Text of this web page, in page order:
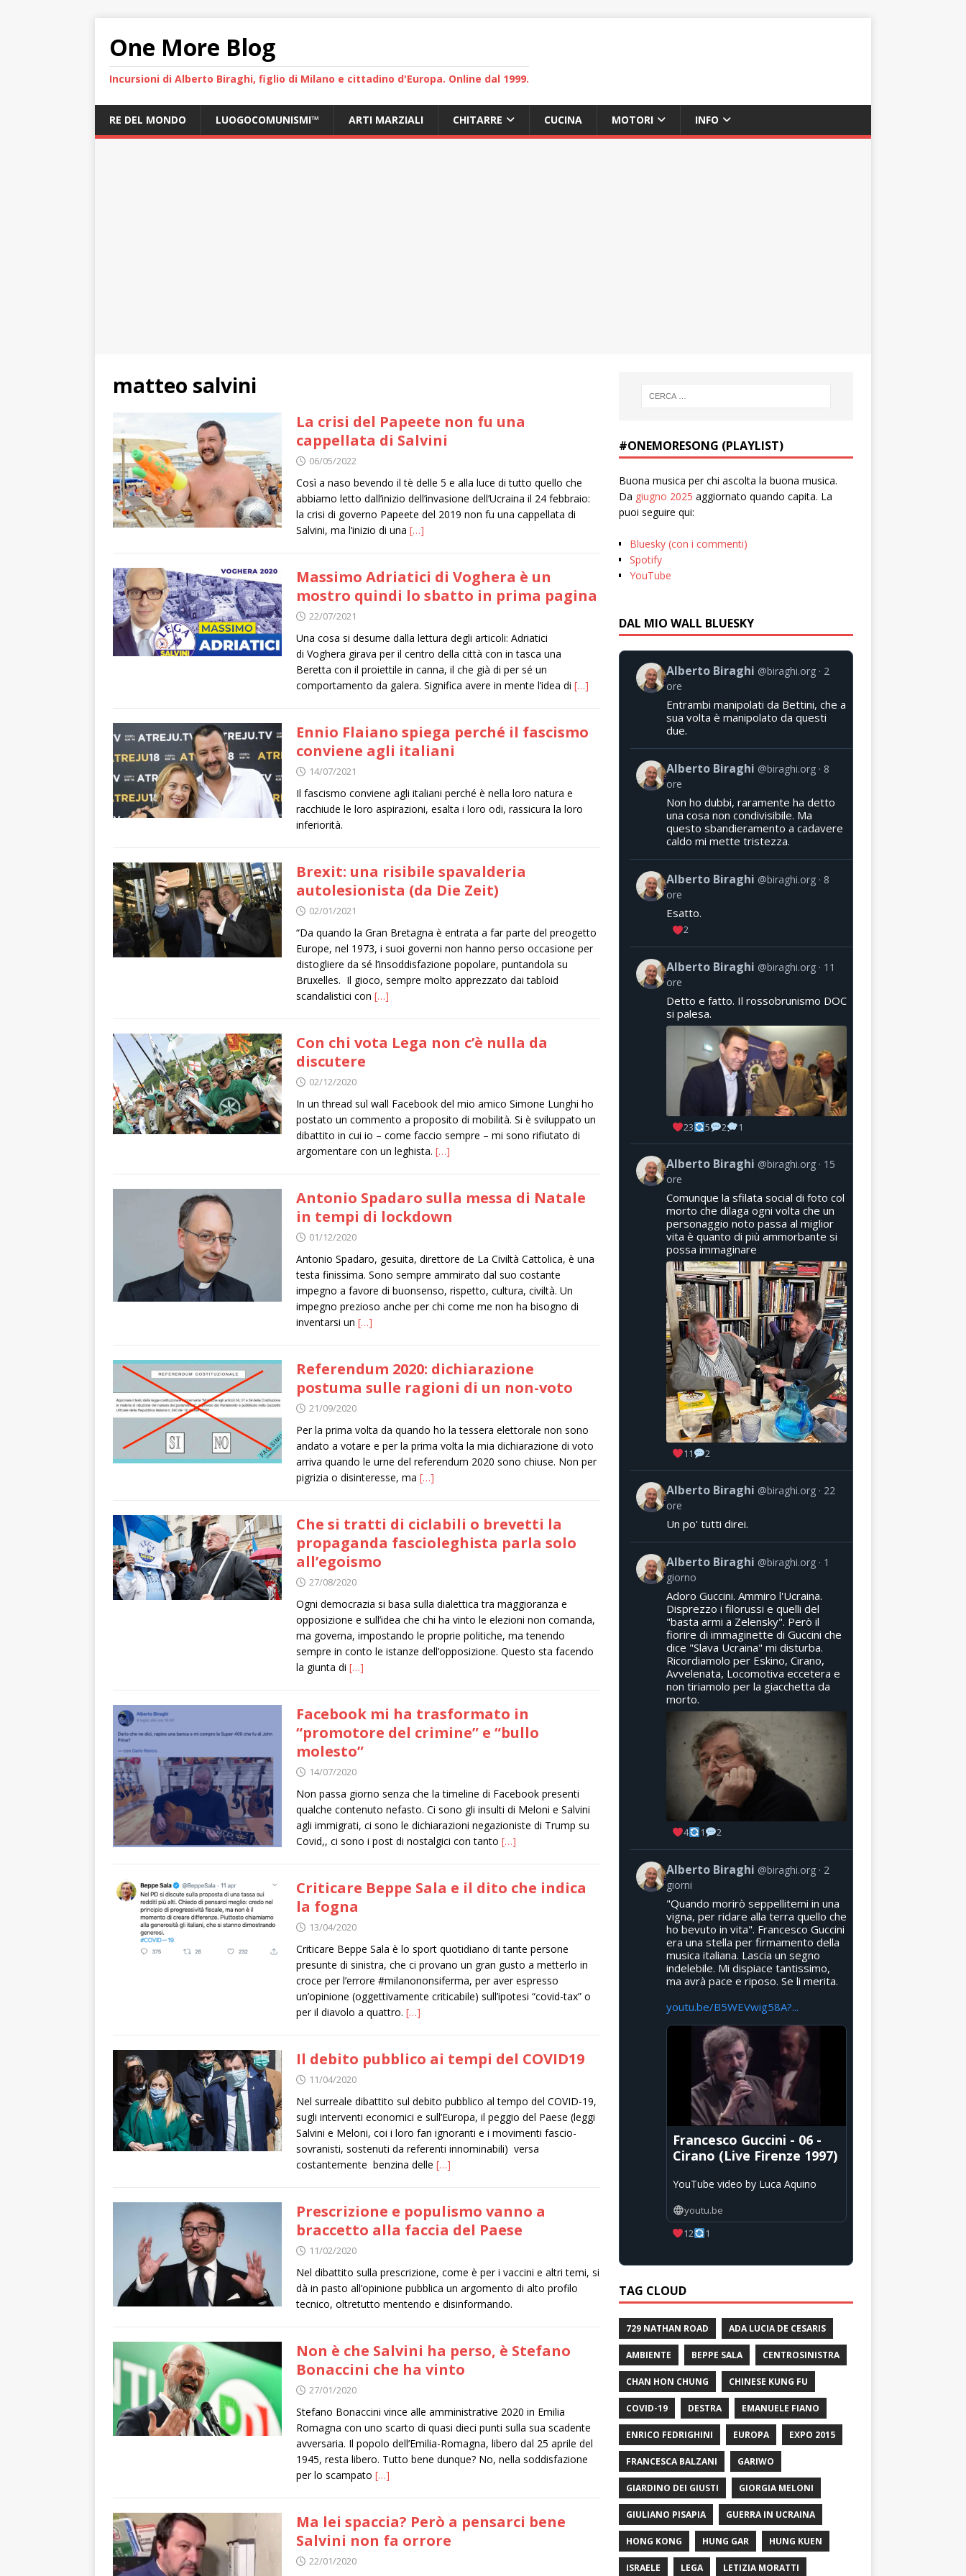
One More Blog
Incursioni di Alberto Biraghi, figlio di Milano e cittadino d'Europa. Online dal 1999.
RE DEL MONDO LUOGOCOMUNISMI™ ARTI MARZIALI CHITARRE CUCINA MOTORI INFO
matteo salvini
La crisi del Papeete non fu una
cappellata di Salvini
06/05/2022
Così a naso bevendo il tè delle 5 e alla luce di tutto quello che
abbiamo letto dall’inizio dell’invasione dell’Ucraina il 24 febbraio:
la crisi di governo Papeete del 2019 non fu una cappellata di
Salvini, ma l’inizio di una […]
Massimo Adriatici di Voghera è un
mostro quindi lo sbatto in prima pagina
22/07/2021
Una cosa si desume dalla lettura degli articoli: Adriatici
di Voghera girava per il centro della città con in tasca una
Beretta con il proiettile in canna, il che già di per sé un
comportamento da galera. Significa avere in mente l’idea di […]
Ennio Flaiano spiega perché il fascismo
conviene agli italiani
14/07/2021
Il fascismo conviene agli italiani perché è nella loro natura e
racchiude le loro aspirazioni, esalta i loro odi, rassicura la loro
inferiorità.
Brexit: una risibile spavalderia
autolesionista (da Die Zeit)
02/01/2021
“Da quando la Gran Bretagna è entrata a far parte del preogetto
Europe, nel 1973, i suoi governi non hanno perso occasione per
distogliere da sé l’insoddisfazione popolare, puntandola su
Bruxelles. Il gioco, sempre molto apprezzato dai tabloid
scandalistici con […]
Con chi vota Lega non c’è nulla da
discutere
02/12/2020
In un thread sul wall Facebook del mio amico Simone Lunghi ho
postato un commento a proposito di mobilità. Si è sviluppato un
dibattito in cui io – come faccio sempre – mi sono rifiutato di
argomentare con un leghista. […]
Antonio Spadaro sulla messa di Natale
in tempi di lockdown
01/12/2020
Antonio Spadaro, gesuita, direttore de La Civiltà Cattolica, è una
testa finissima. Sono sempre ammirato dal suo costante
impegno a favore di buonsenso, rispetto, cultura, civiltà. Un
impegno prezioso anche per chi come me non ha bisogno di
inventarsi un […]
Referendum 2020: dichiarazione
postuma sulle ragioni di un non-voto
21/09/2020
Per la prima volta da quando ho la tessera elettorale non sono
andato a votare e per la prima volta la mia dichiarazione di voto
arriva quando le urne del referendum 2020 sono chiuse. Non per
pigrizia o disinteresse, ma […]
Che si tratti di ciclabili o brevetti la
propaganda fascioleghista parla solo
all’egoismo
27/08/2020
Ogni democrazia si basa sulla dialettica tra maggioranza e
opposizione e sull’idea che chi ha vinto le elezioni non comanda,
ma governa, impostando le proprie politiche, ma tenendo
sempre in conto le istanze dell’opposizione. Questo sta facendo
la giunta di […]
Facebook mi ha trasformato in
“promotore del crimine” e “bullo
molesto”
14/07/2020
Non passa giorno senza che la timeline di Facebook presenti
qualche contenuto nefasto. Ci sono gli insulti di Meloni e Salvini
agli immigrati, ci sono le dichiarazioni negazioniste di Trump su
Covid,, ci sono i post di nostalgici con tanto […]
Criticare Beppe Sala e il dito che indica
la fogna
13/04/2020
Criticare Beppe Sala è lo sport quotidiano di tante persone
presunte di sinistra, che ci provano un gran gusto a metterlo in
croce per l’errore #milanononsiferma, per aver espresso
un’opinione (oggettivamente criticabile) sull’ipotesi “covid-tax” o
per il diavolo a quattro. […]
Il debito pubblico ai tempi del COVID19
11/04/2020
Nel surreale dibattito sul debito pubblico al tempo del COVID-19,
sugli interventi economici e sull’Europa, il peggio del Paese (leggi
Salvini e Meloni, coi i loro fan ignoranti e i movimenti fascio-
sovranisti, sostenuti da referenti innominabili) versa
costantemente benzina delle […]
Prescrizione e populismo vanno a
braccetto alla faccia del Paese
11/02/2020
Nel dibattito sulla prescrizione, come è per i vaccini e altri temi, si
dà in pasto all’opinione pubblica un argomento di alto profilo
tecnico, oltretutto mentendo e disinformando.
Non è che Salvini ha perso, è Stefano
Bonaccini che ha vinto
27/01/2020
Stefano Bonaccini vince alle amministrative 2020 in Emilia
Romagna con uno scarto di quasi dieci punti sulla sua scadente
avversaria. Il popolo dell’Emilia-Romagna, libero dal 25 aprile del
1945, resta libero. Tutto bene dunque? No, nella soddisfazione
per lo scampato […]
Ma lei spaccia? Però a pensarci bene
Salvini non fa orrore
22/01/2020
#ONEMORESONG (PLAYLIST)
Buona musica per chi ascolta la buona musica.
Da giugno 2025 aggiornato quando capita. La
puoi seguire qui:
Bluesky (con i commenti)
Spotify
YouTube
DAL MIO WALL BLUESKY
Alberto Biraghi @biraghi.org
2
ore
Entrambi manipolati da Bettini, che a
sua volta è manipolato da questi
due.
Alberto Biraghi @biraghi.org
8
ore
Non ho dubbi, raramente ha detto
una cosa non condivisibile. Ma
questo sbandieramento a cadavere
caldo mi mette tristezza.
Alberto Biraghi @biraghi.org
8
ore
Esatto.
2
Alberto Biraghi @biraghi.org
11
ore
Detto e fatto. Il rossobrunismo DOC
si palesa.
23 5 2 1
Alberto Biraghi @biraghi.org
15
ore
Comunque la sfilata social di foto col
morto che dilaga ogni volta che un
personaggio noto passa al miglior
vita è quanto di più ammorbante si
possa immaginare
11 2
Alberto Biraghi @biraghi.org
22
ore
Un po' tutti direi.
Alberto Biraghi @biraghi.org
1
giorno
Adoro Guccini. Ammiro l'Ucraina.
Disprezzo i filorussi e quelli del
"basta armi a Zelensky". Però il
fiorire di immaginette di Guccini che
dice "Slava Ucraina" mi disturba.
Ricordiamolo per Eskino, Cirano,
Avvelenata, Locomotiva eccetera e
non tiriamolo per la giacchetta da
morto.
4 1 2
Alberto Biraghi @biraghi.org
2
giorni
"Quando morirò seppellitemi in una
vigna, per ridare alla terra quello che
ho bevuto in vita". Francesco Guccini
era una stella per firmamento della
musica italiana. Lascia un segno
indelebile. Mi dispiace tantissimo,
ma avrà pace e riposo. Se li merita.
youtu.be/B5WEVwig58A?...
Francesco Guccini - 06 -
Cirano (Live Firenze 1997)
YouTube video by Luca Aquino
youtu.be
12
1
TAG CLOUD
729 NATHAN ROAD ADA LUCIA DE CESARIS
AMBIENTE BEPPE SALA CENTROSINISTRA
CHAN HON CHUNG CHINESE KUNG FU
COVID-19 DESTRA EMANUELE FIANO
ENRICO FEDRIGHINI EUROPA EXPO 2015
FRANCESCA BALZANI GARIWO
GIARDINO DEI GIUSTI GIORGIA MELONI
GIULIANO PISAPIA GUERRA IN UCRAINA
HONG KONG HUNG GAR HUNG KUEN
ISRAELE LEGA LETIZIA MORATTI